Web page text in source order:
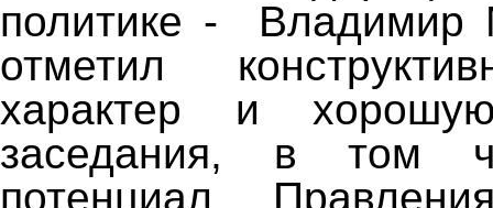
политике - Владимир
отметил
характер и
заседания, в том
потенциал